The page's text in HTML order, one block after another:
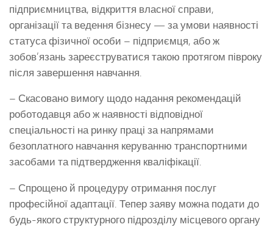
підприємництва, відкриття власної справи,
організації та ведення бізнесу — за умови наявності
статуса фізичної особи – підприємця, або ж
зобов’язань зареєструватися такою протягом півроку
після завершення навчання.
– Скасовано вимогу щодо надання рекомендацій
роботодавця або ж наявності відповідної
спеціальності на ринку праці за напрямами
безоплатного навчання керуванню транспортними
засобами та підтвердження кваліфікації.
– Спрощено й процедуру отримання послуг
професійної адаптації. Тепер заяву можна подати до
будь-якого структурного підрозділу місцевого органу